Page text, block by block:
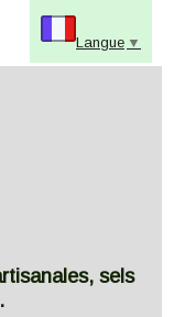
sels
Langue ▼